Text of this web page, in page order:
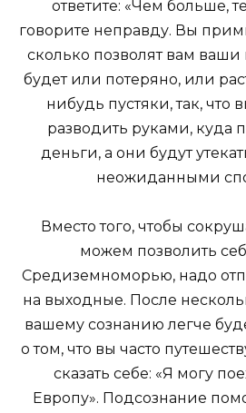
ответите: «Чем больше,
говорите неправду. Вы
сколько позволят вам ваши
будет или потеряно, или
нибудь пустяки, так, что
разводить руками, куда
деньги, а они будут
неожиданными
Вместо того, чтобы
можем позволить
Средиземноморью, надо
на выходные. После
вашему сознанию легче
о том, что вы часто
сказать себе: «Я могу
Европу». Подсознание